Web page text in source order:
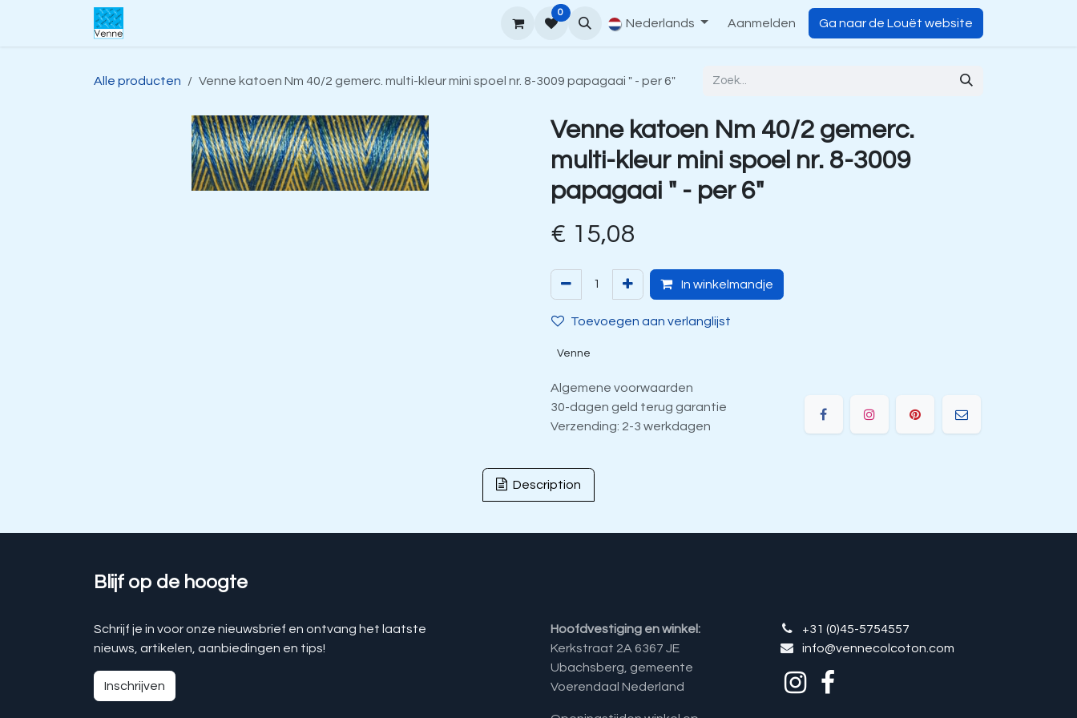
Overslaan naar inhoud
Hoe te bestellen Contact
0
Nederlands Aanmelden Ga naar de Louët website
Alle producten Venne katoen Nm 40/2 gemerc. multi-kleur mini spoel nr. 8-3009 papagaai " - per 6"
Venne katoen Nm 40/2 gemerc.
multi-kleur mini spoel nr. 8-3009
papagaai " - per 6"
€ 15,08
In winkelmandje
Toevoegen aan verlanglijst
Venne
Algemene voorwaarden
30-dagen geld terug garantie
Verzending: 2-3 werkdagen
Description
Blijf op de hoogte
Schrijf je in voor onze nieuwsbrief en ontvang het laatste
nieuws, artikelen, aanbiedingen en tips!
Inschrijven
Hoofdvestiging en winkel:
Kerkstraat 2A 6367 JE
Ubachsberg, gemeente
Voerendaal Nederland
+31 (0)45-5754557
info@vennecolcoton.com